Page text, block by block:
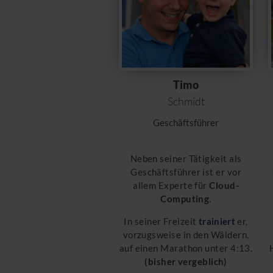
Timo
Schmidt
Geschäftsführer
Neben seiner Tätigkeit als
Geschäftsführer ist er vor
allem Experte fürCloud-
Computing.
In seiner Freizeittrainiert er,
vorzugsweise in den Wäldern,
auf einen Marathon unter 4:13.
(bisher vergeblich)